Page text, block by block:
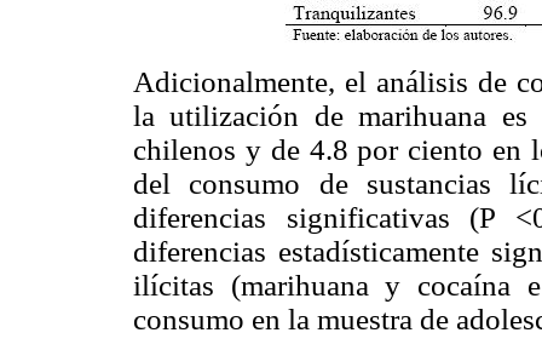
Adicionalmente, el análisis de
la utilización de marihuana
chilenos y de 4.8 por ciento en
del consumo de sustancias
diferencias significativas (P
diferencias estadísticamente
ilícitas (marihuana y cocaína
consumo en la muestra de